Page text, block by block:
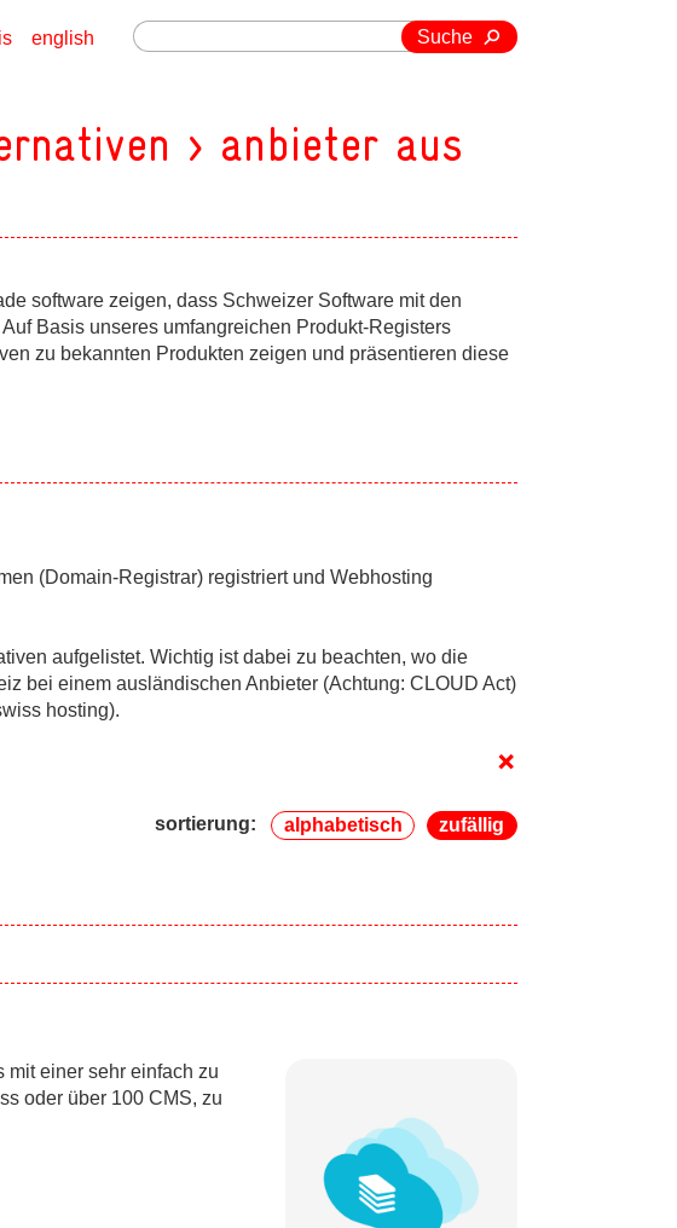
Suche
english
> anbieter aus
software zeigen, dass Schweizer Software mit den
Basis unseres umfangreichen Produkt-Registers
zu bekannten Produkten zeigen und präsentieren diese
(Domain-Registrar) registriert und Webhosting
aufgelistet. Wichtig ist dabei zu beachten, wo die
bei einem ausländischen Anbieter (Achtung: CLOUD Act)
hosting).
+
sortierung: alphabetisch zufällig
einer sehr einfach zu
oder über 100 CMS, zu